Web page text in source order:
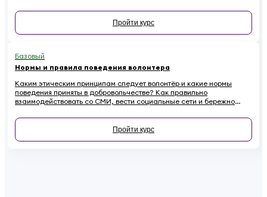
добровольцев, работающих с детьми
Пройти курс
Базовый
Нормы и правила поведения волонтера
Каким этическим принципам следует волонтёр и какие нормы
поведения приняты в добровольчестве? Как правильно
взаимодействовать со СМИ, вести социальные сети и бережно
репутации? Если вы хотите стать осознанным и ответственным
волонтёром, этот онлайн-курс для вас.
Пройти курс